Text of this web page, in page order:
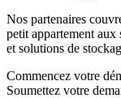
Nos partenaires
petit appartement
et solutions de
Commencez votre
Soumettez votre